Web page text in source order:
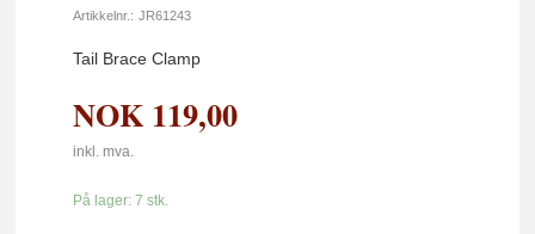
Artikkelnr.: JR61243
Tail Brace Clamp
NOK 119,00
inkl. mva.
På lager: 7 stk.